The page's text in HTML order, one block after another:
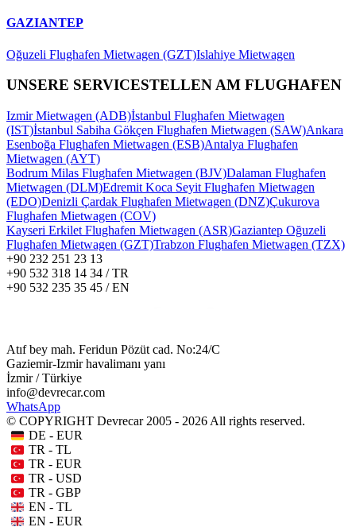
GAZIANTEP
Oğuzeli Flughafen Mietwagen (GZT)Islahiye Mietwagen
UNSERE SERVICESTELLEN AM FLUGHAFEN
Izmir Mietwagen (ADB)İstanbul Flughafen Mietwagen
(IST)İstanbul Sabiha Gökçen Flughafen Mietwagen (SAW)Ankara
Esenboğa Flughafen Mietwagen (ESB)Antalya Flughafen
Mietwagen (AYT)
Bodrum Milas Flughafen Mietwagen (BJV)Dalaman Flughafen
Mietwagen (DLM)Edremit Koca Seyit Flughafen Mietwagen
(EDO)Denizli Çardak Flughafen Mietwagen (DNZ)Çukurova
Flughafen Mietwagen (COV)
Kayseri Erkilet Flughafen Mietwagen (ASR)Gaziantep Oğuzeli
Flughafen Mietwagen (GZT)Trabzon Flughafen Mietwagen (TZX)
+90 232 251 23 13
+90 532 318 14 34 / TR
+90 532 235 35 45 / EN
Atıf bey mah. Feridun Pözüt cad. No:24/C
Gaziemir-Izmir havalimanı yanı
İzmir / Türkiye
info@devrecar.com
WhatsApp
© COPYRIGHT Devrecar 2005 - 2026 All rights reserved.
DE - EUR
TR - TL
TR - EUR
TR - USD
TR - GBP
EN - TL
EN - EUR